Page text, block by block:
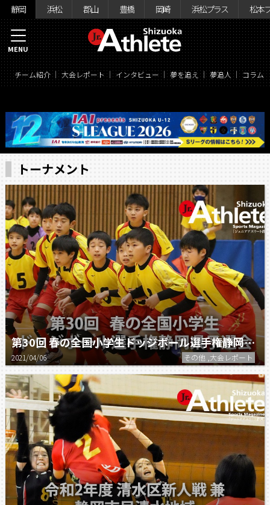
静岡 浜松 郡山 豊橋 岡崎 浜松プラス 松本
チーム紹介 大会レポート インタビュー 夢を追え 夢追人 コラム
MENU
トーナメント
第30回 春の全国小学生ドッジボール選手権静岡県予選会
2021/04/06 その他 ,大会レポート